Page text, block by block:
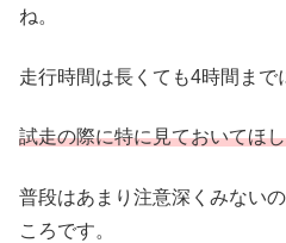
ね。
走行時間は長くても4時間まで
試走の際に特に見ておいてほ
普段はあまり注意深くみない
ころです。